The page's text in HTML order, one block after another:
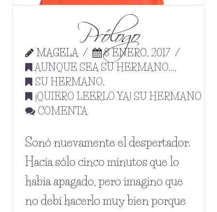
Prólogo
MAGELA
8 ENERO, 2017
AUNQUE SEA SU HERMANO...,
SU HERMANO,
¡QUIERO LEERLO YA! SU HERMANO
COMENTA
Sonó nuevamente el despertador.
Hacía sólo cinco minutos que lo
había apagado, pero imagino que
no debí hacerlo muy bien porque